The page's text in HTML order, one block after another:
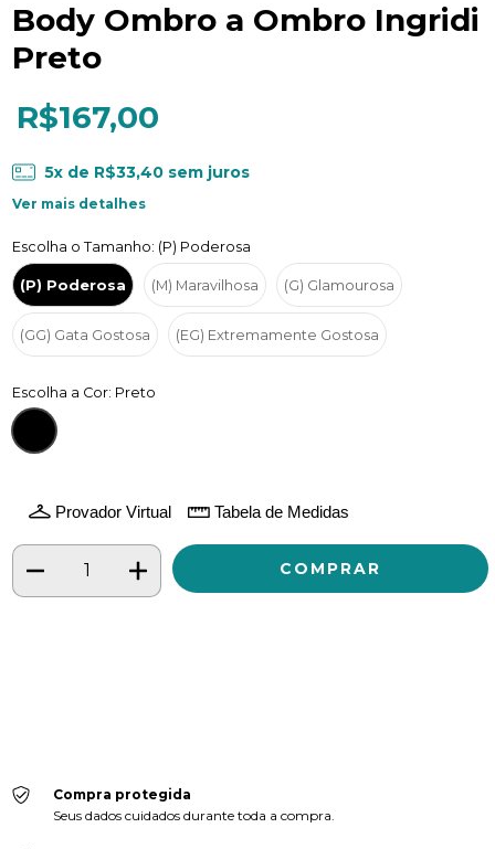
Body Ombro a Ombro Ingridi
Preto
R$167,00
5x de R$33,40 sem juros
Ver mais detalhes
Escolha o Tamanho: (P) Poderosa
(P) Poderosa (M) Maravilhosa (G) Glamourosa
(GG) Gata Gostosa (EG) Extremamente Gostosa
Escolha a Cor: Preto
Provador Virtual Tabela de Medidas
Compra protegida
Seus dados cuidados durante toda a compra.